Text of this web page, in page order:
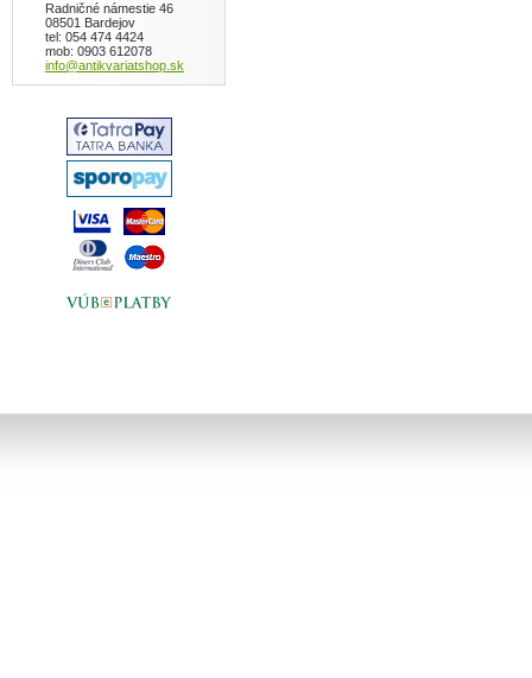
Radničné námestie 46
08501 Bardejov
tel: 054 474 4424
mob: 0903 612078
info@antikvariatshop.sk